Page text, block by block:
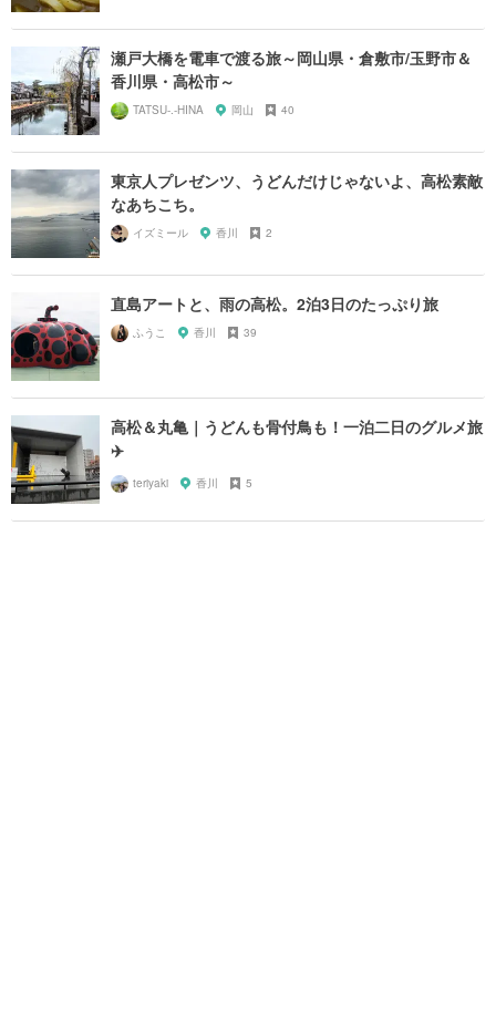
瀬戸大橋を電車で渡る旅～岡山県・倉敷市/玉野市＆
香川県・高松市～
TATSU-.-HINA 岡山 40
東京人プレゼンツ、うどんだけじゃないよ、高松素敵
なあちこち。
イズミール 香川 2
直島アートと、雨の高松。2泊3日のたっぷり旅
ふうこ 香川 39
高松＆丸亀｜うどんも骨付鳥も！一泊二日のグルメ旅
✈️
teriyaki 香川 5